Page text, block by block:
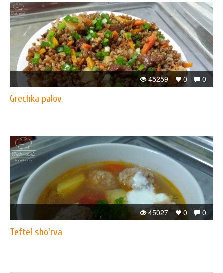
0
0
45259
​Grechka palov
0
0
45027
Teftel sho'rva